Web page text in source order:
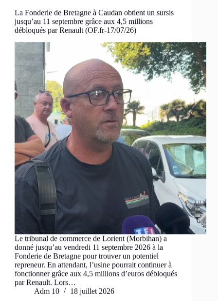
La Fonderie de Bretagne à Caudan obtient un sursis
jusqu’au 11 septembre grâce aux 4,5 millions
débloqués par Renault (OF.fr-17/07/26)
Le tribunal de commerce de Lorient (Morbihan) a
donné jusqu’au vendredi 11 septembre 2026 à la
Fonderie de Bretagne pour trouver un potentiel
repreneur. En attendant, l’usine pourrait continuer à
fonctionner grâce aux 4,5 millions d’euros débloqués
par Renault. Lors…
Adm 10
18 juillet 2026